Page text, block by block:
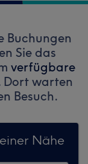
Buchungen
Sie das
verfügbare
Dort warten
Besuch.
Nähe